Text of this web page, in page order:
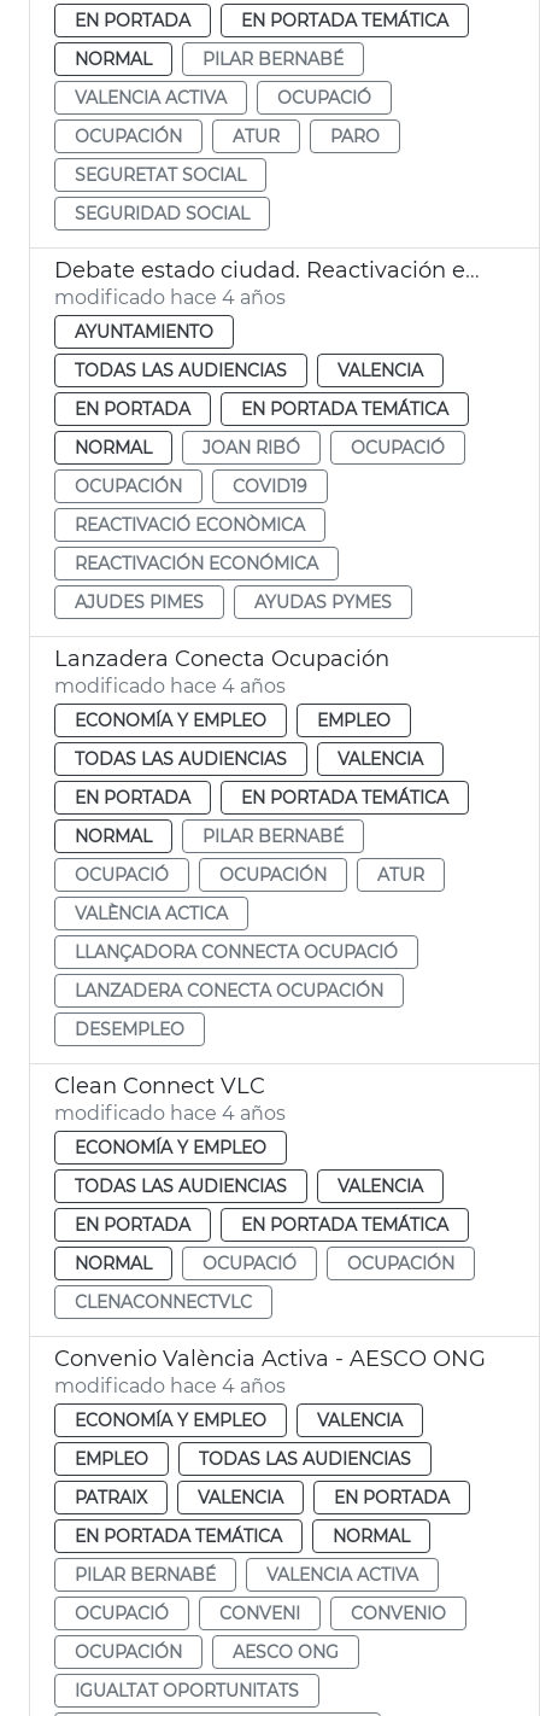
EN PORTADA
EN PORTADA TEMÁTICA
NORMAL
PILAR BERNABÉ
VALENCIA ACTIVA
OCUPACIÓ
OCUPACIÓN
ATUR
PARO
SEGURETAT SOCIAL
SEGURIDAD SOCIAL
Debate estado ciudad. Reactivación económica
modificado hace 4 años
AYUNTAMIENTO
TODAS LAS AUDIENCIAS
VALENCIA
EN PORTADA
EN PORTADA TEMÁTICA
NORMAL
JOAN RIBÓ
OCUPACIÓ
OCUPACIÓN
COVID19
REACTIVACIÓ ECONÒMICA
REACTIVACIÓN ECONÓMICA
AJUDES PIMES
AYUDAS PYMES
Lanzadera Conecta Ocupación
modificado hace 4 años
ECONOMÍA Y EMPLEO
EMPLEO
TODAS LAS AUDIENCIAS
VALENCIA
EN PORTADA
EN PORTADA TEMÁTICA
NORMAL
PILAR BERNABÉ
OCUPACIÓ
OCUPACIÓN
ATUR
VALÈNCIA ACTICA
LLANÇADORA CONNECTA OCUPACIÓ
LANZADERA CONECTA OCUPACIÓN
DESEMPLEO
Clean Connect VLC
modificado hace 4 años
ECONOMÍA Y EMPLEO
TODAS LAS AUDIENCIAS
VALENCIA
EN PORTADA
EN PORTADA TEMÁTICA
NORMAL
OCUPACIÓ
OCUPACIÓN
CLENACONNECTVLC
Convenio València Activa - AESCO ONG
modificado hace 4 años
ECONOMÍA Y EMPLEO
VALENCIA
EMPLEO
TODAS LAS AUDIENCIAS
PATRAIX
VALENCIA
EN PORTADA
EN PORTADA TEMÁTICA
NORMAL
PILAR BERNABÉ
VALENCIA ACTIVA
OCUPACIÓ
CONVENI
CONVENIO
OCUPACIÓN
AESCO ONG
IGUALTAT OPORTUNITATS